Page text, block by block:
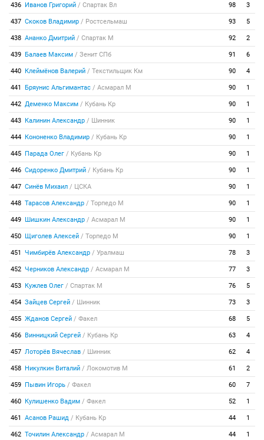
436 Иванов Григорий / Спартак Вл 98 3
437 Скоков Владимир / Ростсельмаш 93 5
438 Ананко Дмитрий / Спартак М 92 2
439 Балаев Максим / Зенит СПб 91 6
440 Клеймёнов Валерий / Текстильщик Км 90 4
441 Бряунис Альгимантас / Асмарал М 90 1
442 Деменко Максим / Кубань Кр 90 1
443 Калинин Александр / Шинник 90 1
444 Кононенко Владимир / Кубань Кр 90 1
445 Парада Олег / Кубань Кр 90 1
446 Сидоренко Дмитрий / Кубань Кр 90 1
447 Синёв Михаил / ЦСКА 90 1
448 Тарасов Александр / Торпедо М 90 1
449 Шишкин Александр / Асмарал М 90 1
450 Щиголев Алексей / Торпедо М 90 1
451 Чимбирёв Александр / Уралмаш 78 3
452 Черников Александр / Асмарал М 77 3
453 Кужлев Олег / Спартак М 76 5
454 Зайцев Сергей / Шинник 73 3
455 Жданов Сергей / Факел 68 5
456 Винницкий Сергей / Кубань Кр 63 4
457 Лоторёв Вячеслав / Шинник 62 4
458 Никулкин Виталий / Локомотив М 61 2
459 Пывин Игорь / Факел 60 7
460 Кулишенко Вадим / Факел 52 1
461 Асанов Рашид / Кубань Кр 44 1
462 Точилин Александр / Асмарал М 44 1